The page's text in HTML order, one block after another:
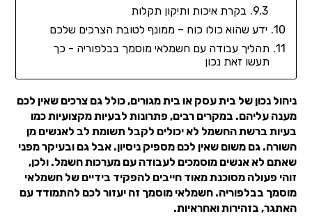
בקרת איכות ותיקון תקלות
ידע שהוא כולו כוח – ממונף לטובת הצרכים שלכם
תהליך עבודה עם חשמלאי מוסמך בבלפוריה - כך
תעשו זאת נכון
ניהול נכון של בית עסק או בית מגורים, כולל גם צרכים שאין לכם
מענה עליהם. במקרים רבים, פתרונות לבעיות מקצועיות כמו
בעיות ברשת החשמל לא יכולים לקבל תשומת לב לאנשים מן
השורה. גם משום שאין לכם מספיק ניסיון. אבל גם ובעיקר מפני
שאתם לא אנשים מוסמכים לעבודה עם מערכות חשמל. ולכן,
זוהי פעולה מסוכנת מאוד חייבים להפקיד בידיים של חשמלאי
מוסמך בבלפוריה. חשמלאי מוסמך זה יעזור לכם להתמודד עם
האתגר, בזהירות ואחראיות.